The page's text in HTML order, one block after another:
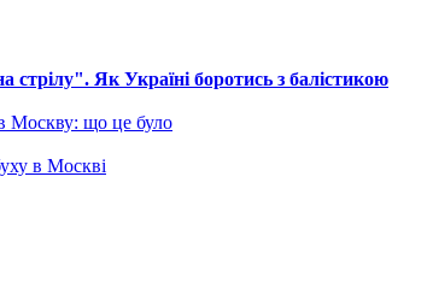
Як Україні боротись з балістикою
Москву: що це було
в Москві